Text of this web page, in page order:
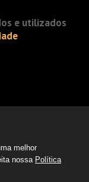
e utilizados
melhor
nossa Política